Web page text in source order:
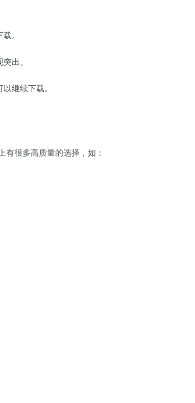
。
出。
继续下载。
很多高质量的选择，如：